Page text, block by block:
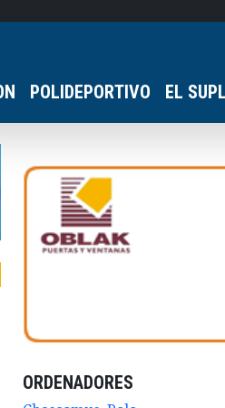
POLIDEPORTIVO EL
ORDENADORES